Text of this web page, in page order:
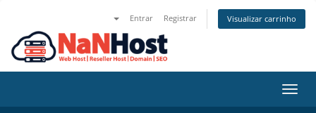
Entrar Registrar Visualizar carrinho